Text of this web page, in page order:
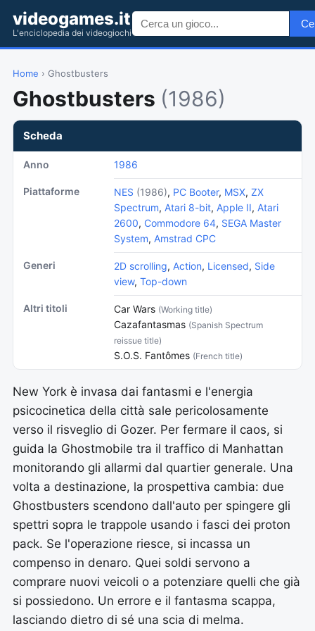
videogames.it
L'enciclopedia dei videogiochi
Home › Ghostbusters
Ghostbusters (1986)
Scheda
Anno 1986
Piattaforme NES (1986), PC Booter, MSX, ZX
Spectrum, Atari 8-bit, Apple II, Atari
2600, Commodore 64, SEGA Master
System, Amstrad CPC
Generi 2D scrolling, Action, Licensed, Side
view, Top-down
Altri titoli Car Wars (Working title)
Cazafantasmas (Spanish Spectrum
reissue title)
S.O.S. Fantômes (French title)
New York è invasa dai fantasmi e l'energia
psicocinetica della città sale pericolosamente
verso il risveglio di Gozer. Per fermare il caos, si
guida la Ghostmobile tra il traffico di Manhattan
monitorando gli allarmi dal quartier generale. Una
volta a destinazione, la prospettiva cambia: due
Ghostbusters scendono dall'auto per spingere gli
spettri sopra le trappole usando i fasci dei proton
pack. Se l'operazione riesce, si incassa un
compenso in denaro. Quei soldi servono a
comprare nuovi veicoli o a potenziare quelli che già
si possiedono. Un errore e il fantasma scappa,
lasciando dietro di sé una scia di melma.